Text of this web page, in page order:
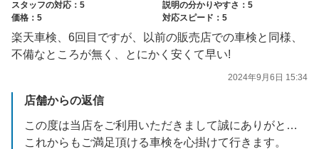
スタッフの対応：5
説明の分かりやすさ：5
価格：5
対応スピード：5
楽天車検、6回目ですが、以前の販売店での車検と同様、
不備なところが無く、とにかく安くて早い!
2024年9月6日 15:34
店舗からの返信
この度は当店をご利用いただきまして誠にありがとうございました。
これからもご満足頂ける車検を心掛けて行きます。